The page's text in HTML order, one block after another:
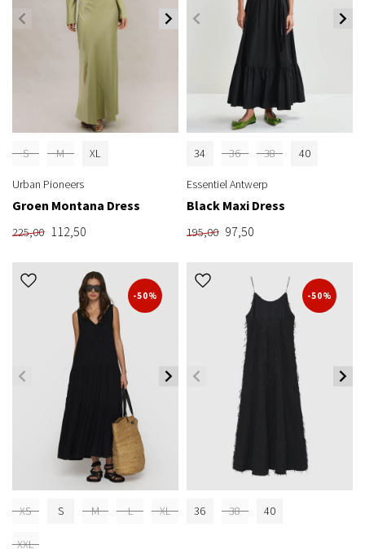
S M XL
Urban Pioneers
Groen Montana Dress
225,00 112,50
34 36 38 40
Essentiel Antwerp
Black Maxi Dress
195,00 97,50
-50%
XS S M L XL
XXL
-50%
36 38 40